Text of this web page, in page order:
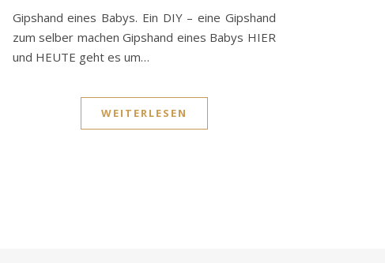
Gipshand eines Babys. Ein DIY – eine Gipshand
zum selber machen Gipshand eines Babys HIER
und HEUTE geht es um…
WEITERLESEN